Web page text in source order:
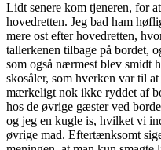
Lidt senere kom tjeneren, for
hovedretten. Jeg bad ham
mere ost efter hovedretten,
tallerkenen tilbage på bordet,
som også nærmest blev smidt
skosåler, som hverken var til
mærkeligt nok ikke ryddet af
hos de øvrige gæster ved
og jeg en kugle is, hvilket vi
øvrige mad. Eftertænksomt